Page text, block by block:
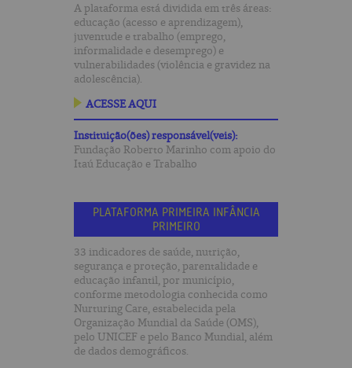
A plataforma está dividida em três áreas:
educação (acesso e aprendizagem),
juventude e trabalho (emprego,
informalidade e desemprego) e
vulnerabilidades (violência e gravidez na
adolescência).
ACESSE AQUI
Instituição(ões) responsável(veis):
Fundação Roberto Marinho com apoio do
Itaú Educação e Trabalho
PLATAFORMA PRIMEIRA INFÂNCIA
PRIMEIRO
33 indicadores de saúde, nutrição,
segurança e proteção, parentalidade e
educação infantil, por município,
conforme metodologia conhecida como
Nurturing Care, estabelecida pela
Organização Mundial da Saúde (OMS),
pelo UNICEF e pelo Banco Mundial, além
de dados demográficos.